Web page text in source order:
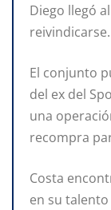
Diego llegó
reivindicarse.
El conjunto
del ex del
una
recompra
Costa
en su